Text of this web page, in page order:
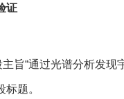
证
“通过光谱分析发现
题。